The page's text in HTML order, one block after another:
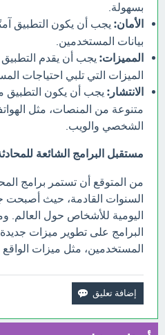
بسهولة.
الأمان: يجب أن يكون التطبيق
بيانات المستخدمين.
المميزات: يجب أن يقدم
الميزات التي تلبي احتياجات
الانتشار: يجب أن يكون التطبيق
متنوعة من المنصات، مثل
الشخصي والويب.
مستقبل البرامج الشائعة
من المتوقع أن تستمر برامج
السنوات القادمة، حيث أصبحت
اليومية للأشخاص حول العالم.
البرامج على تطوير ميزات
المستخدمين، مثل ميزات الواقع